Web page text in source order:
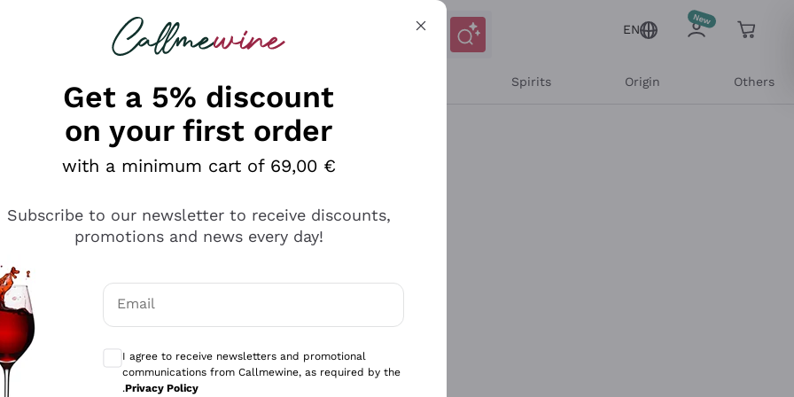
looking for
EN
Spirits Origin Others
Get a 5% discount
on your first order
with a minimum cart of 69,00 €
Subscribe to our newsletter to receive discounts,
promotions and news every day!
Email
I agree to receive newsletters and promotional
communications from Callmewine, as required by the
.Privacy Policy